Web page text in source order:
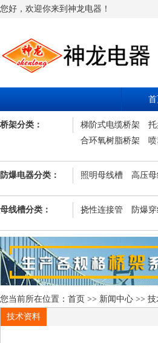
您好，欢迎你来到神龙电器！
首
桥架分类： 梯阶式电缆桥架
合环氧树脂桥架
防爆电器分类： 照明母线槽 高压
母线槽分类： 挠性连接管 防爆
您当前所在位置： 首页 >> 新闻中心 >> 技
技术资料